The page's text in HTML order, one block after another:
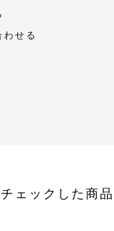
わせる
ェックした商品